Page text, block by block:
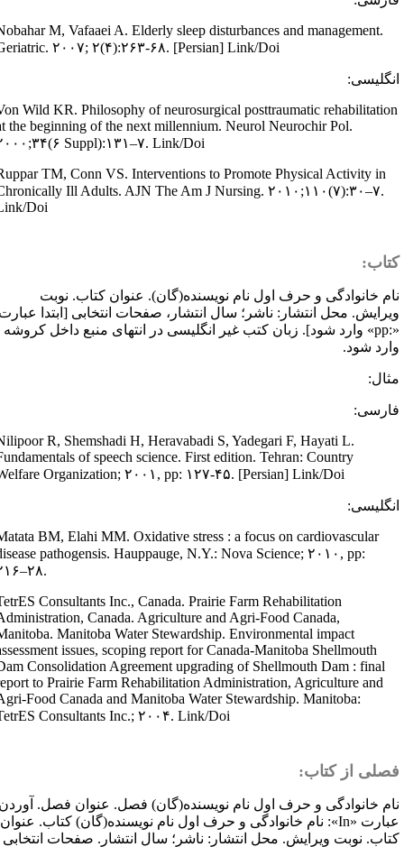
Nobahar M, Vafaaei A. Elderly sleep disturbances and management.
Geriatric. ۲۰۰۷; ۲(۴):۲۶۳-۶۸. [Persian] Link/Doi
Von Wild KR. Philosophy of neurosurgical posttraumatic
at the beginning of the next millennium. Neurol Neurochir Pol.
۲۰۰۰;۳۴(۶ Suppl):۱۳۱–۷. Link/Doi
Ruppar TM, Conn VS. Interventions to Promote Physical Activity in
Chronically Ill Adults. AJN The Am J Nursing. ۲۰۱۰;۱۱۰(۷):۳۰–۷.
Link/Doi
خانوادگی و حرف اول نام نویسنده(گان). عنوان کتاب. نوبت
محل انتشار: ناشر؛ سال انتشار، صفحات انتخابی [ابتدا عبارت
pp:» وارد شود]. زبان کتب غیر انگلیسی در انتهای منبع داخل کروشه
شود.
Nilipoor R, Shemshadi H, Heravabadi S, Yadegari F, Hayati L.
Fundamentals of speech science. First edition. Tehran: Country
Welfare Organization; ۲۰۰۱, pp: ۱۲۷-۴۵. [Persian] Link/Doi
Matata BM, Elahi MM. Oxidative stress : a focus on cardiovascular
disease pathogensis. Hauppauge, N.Y.: Nova Science; ۲۰۱۰, pp:
۲۱۶–۲۸.
TetrES Consultants Inc., Canada. Prairie Farm Rehabilitation
Administration, Canada. Agriculture and Agri-Food Canada,
Manitoba. Manitoba Water Stewardship. Environmental impact
assessment issues, scoping report for Canada-Manitoba Shellmouth
Dam Consolidation Agreement upgrading of Shellmouth Dam : final
report to Prairie Farm Rehabilitation Administration, Agriculture and
Agri-Food Canada and Manitoba Water Stewardship. Manitoba:
TetrES Consultants Inc.; ۲۰۰۴. Link/Doi
از کتاب:
خانوادگی و حرف اول نام نویسنده(گان) فصل. عنوان فصل. آوردن
«
In»: نام خانوادگی و حرف اول نام نویسنده(گان) کتاب. عنوان
نوبت ویرایش. محل انتشار: ناشر؛ سال انتشار. صفحات انتخابی